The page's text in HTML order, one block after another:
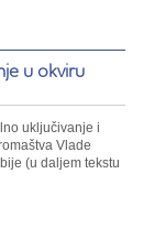
u okviru
uključivanje i
Vlade
(u daljem tekstu